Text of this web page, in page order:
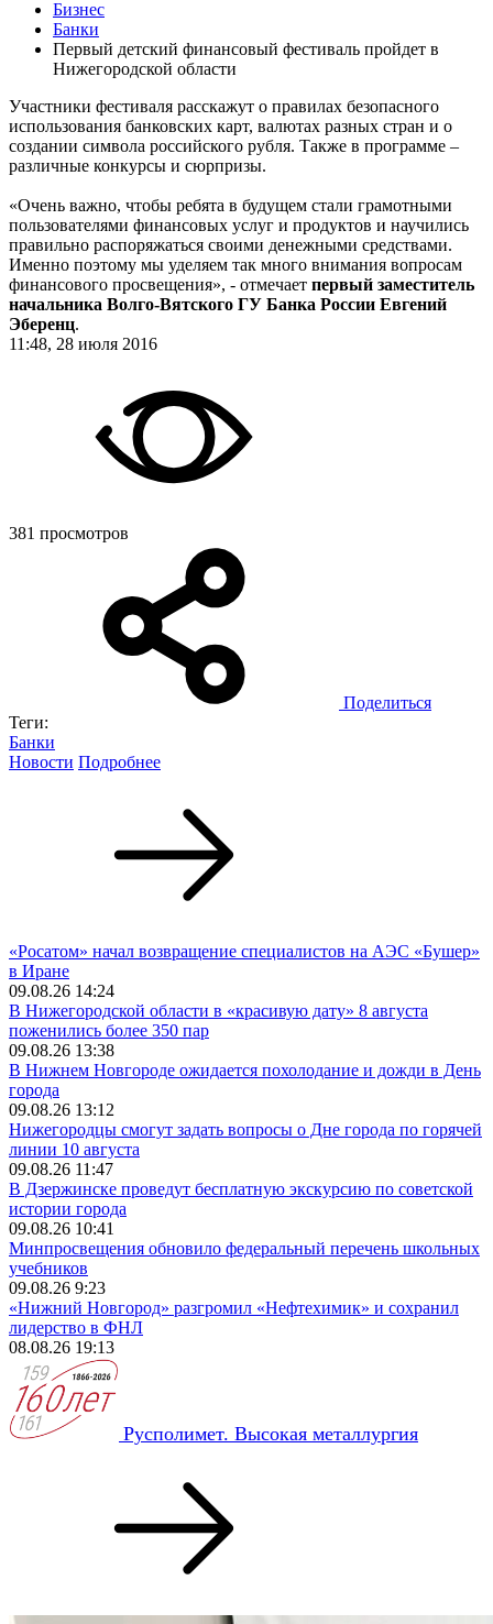
Бизнес
Банки
Первый детский финансовый фестиваль пройдет в
Нижегородской области
Участники фестиваля расскажут о правилах безопасного
использования банковских карт, валютах разных стран и о
создании символа российского рубля. Также в программе –
различные конкурсы и сюрпризы.
«Очень важно, чтобы ребята в будущем стали грамотными
пользователями финансовых услуг и продуктов и научились
правильно распоряжаться своими денежными средствами.
Именно поэтому мы уделяем так много внимания вопросам
финансового просвещения», - отмечает первый заместитель
начальника Волго-Вятского ГУ Банка России Евгений
Эберенц.
11:48, 28 июля 2016
381 просмотров
Поделиться
Теги:
Банки
Новости Подробнее
«Росатом» начал возвращение специалистов на АЭС «Бушер»
в Иране
09.08.26 14:24
В Нижегородской области в «красивую дату» 8 августа
поженились более 350 пар
09.08.26 13:38
В Нижнем Новгороде ожидается похолодание и дожди в День
города
09.08.26 13:12
Нижегородцы смогут задать вопросы о Дне города по горячей
линии 10 августа
09.08.26 11:47
В Дзержинске проведут бесплатную экскурсию по советской
истории города
09.08.26 10:41
Минпросвещения обновило федеральный перечень школьных
учебников
09.08.26 9:23
«Нижний Новгород» разгромил «Нефтехимик» и сохранил
лидерство в ФНЛ
08.08.26 19:13
Русполимет. Высокая металлургия